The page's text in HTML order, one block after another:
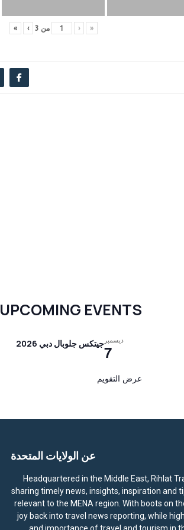
«
‹ من 3
›
»
UPCOMING EVENTS
ديسمبر
7جيتكس جلوبال دبي 2026
عرض التقويم
عن الولايات المتحدة
Headquartered in the Middle East, Rihlat
sharing timely news, insights, inspiration and
relevant to the MENA region. With boots on
joy back into travel news reporting, while